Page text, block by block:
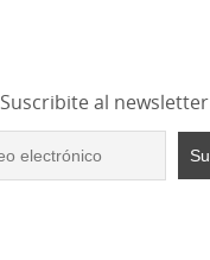
Suscribite al newsletter